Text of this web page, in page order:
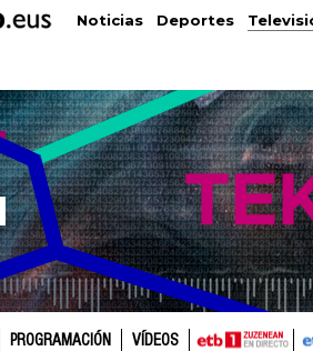
Noticias Deportes
PROGRAMACIÓN VÍDEOS